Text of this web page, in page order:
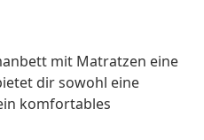
mit Matratzen eine
dir sowohl eine
komfortables